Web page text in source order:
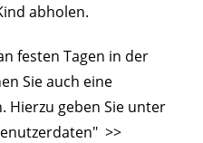
abholen.
festen Tagen in der
Sie auch eine
Hierzu geben Sie unter
>>